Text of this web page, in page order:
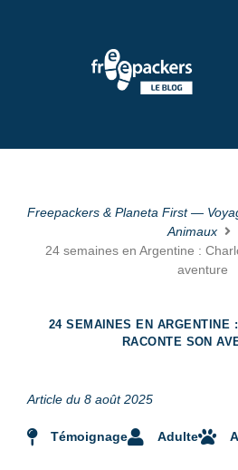
Freepackers & Planeta First —
Animaux
24 semaines en Argentine :
aventure
24 SEMAINES EN ARGENTINE
RACONTE SON
Article du 8 août 2025
Témoignage Adulte